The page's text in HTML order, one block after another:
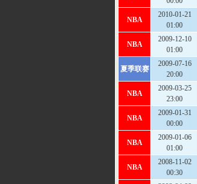
00:00
NBA
2010-01-21
01:00
NBA
2009-12-10
01:00
夏季联赛
2009-07-16
20:00
NBA
2009-03-25
23:00
NBA
2009-01-31
00:00
NBA
2009-01-06
01:00
NBA
2008-11-02
00:30